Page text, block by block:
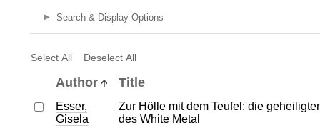
Search & Display Options
Select All Deselect All
Author Title
Esser,
Gisela
Zur Hölle mit dem Teufel: die
des White Metal